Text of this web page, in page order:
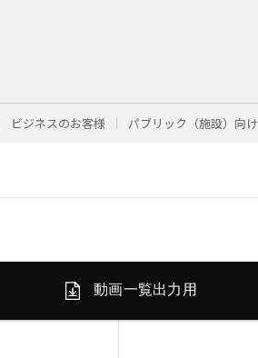
ビジネスのお客様 パブリック（施設）向け
動画一覧出力用